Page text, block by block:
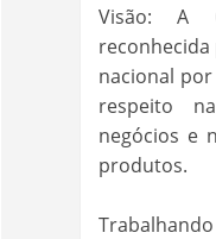
Visão: A
nacional
respeito
negócios e
produtos.